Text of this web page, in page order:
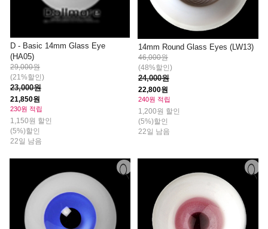
D - Basic 14mm Glass Eye
(HA05)
29,000원
(21%할인)
23,000원
21,850원
230원 적립
1,150원 할인
(5%)할인
22일 남음
14mm Round Glass Eyes (LW13)
46,000원
(48%할인)
24,000원
22,800원
240원 적립
1,200원 할인
(5%)할인
22일 남음